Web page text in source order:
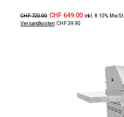
CHF 720.00 CHF 649.00 inkl. 8.10% MwSt
Versandkosten: CHF 39.90